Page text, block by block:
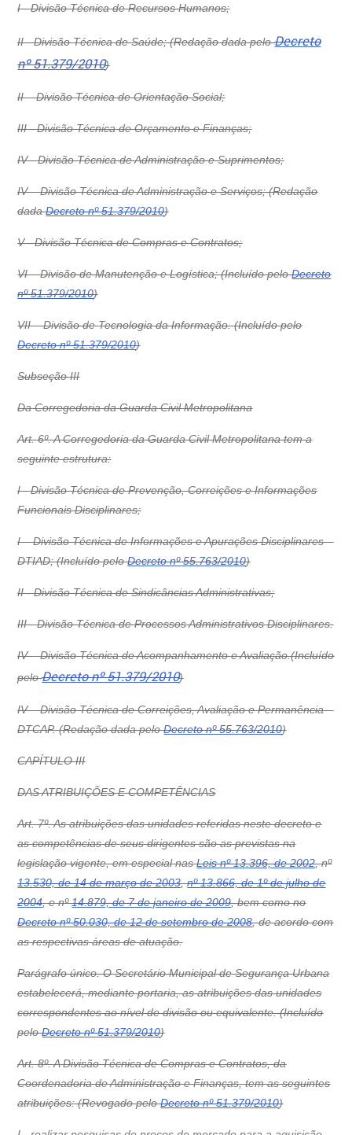
I - Divisão Técnica de Recursos Humanos;
II - Divisão Técnica de Saúde; (Redação dada peloDecreto
nº 51.379/2010)
II – Divisão Técnica de Orientação Social;
III - Divisão Técnica de Orçamento e Finanças;
IV - Divisão Técnica de Administração e Suprimentos;
IV – Divisão Técnica de Administração e Serviços; (Redação
dadaDecreto nº 51.379/2010)
V - Divisão Técnica de Compras e Contratos;
VI – Divisão de Manutenção e Logística; (Incluído peloDecreto
nº 51.379/2010)
VII – Divisão de Tecnologia da Informação. (Incluído pelo
Decreto nº 51.379/2010)
Subseção III
Da Corregedoria da Guarda Civil Metropolitana
Art. 6º. A Corregedoria da Guarda Civil Metropolitana tem a
seguinte estrutura:
I - Divisão Técnica de Prevenção, Correições e Informações
Funcionais Disciplinares;
I – Divisão Técnica de Informações e Apurações Disciplinares –
DTIAD; (Incluído peloDecreto nº 55.763/2010)
II - Divisão Técnica de Sindicâncias Administrativas;
III - Divisão Técnica de Processos Administrativos Disciplinares.
IV – Divisão Técnica de Acompanhamento e Avaliação.(Incluído
peloDecreto nº 51.379/2010)
IV – Divisão Técnica de Correições, Avaliação e Permanência –
DTCAP. (Redação dada peloDecreto nº 55.763/2010)
CAPÍTULO III
DAS ATRIBUIÇÕES E COMPETÊNCIAS
Art. 7º. As atribuições das unidades referidas neste decreto e
as competências de seus dirigentes são as previstas na
legislação vigente, em especial nasLeis nº 13.396, de 2002, nº
13.530, de 14 de março de 2003,nº 13.866, de 1º de julho de
2004, e nº14.879, de 7 de janeiro de 2009, bem como no
Decreto nº 50.030, de 12 de setembro de 2008, de acordo com
as respectivas áreas de atuação.
Parágrafo único. O Secretário Municipal de Segurança Urbana
estabelecerá, mediante portaria, as atribuições das unidades
correspondentes ao nível de divisão ou equivalente. (Incluído
peloDecreto nº 51.379/2010)
Art. 8º.A Divisão Técnica de Compras e Contratos, da
Coordenadoria de Administração e Finanças, tem as seguintes
atribuições:(Revogado peloDecreto nº 51.379/2010)